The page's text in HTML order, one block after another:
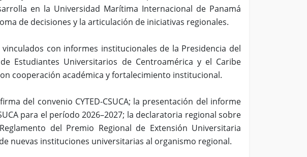
en la Universidad Marítima Internacional de Panamá
de decisiones y la articulación de iniciativas regionales.
con informes institucionales de la Presidencia del
Estudiantes Universitarios de Centroamérica y el Caribe
cooperación académica y fortalecimiento institucional.
del convenio CYTED-CSUCA; la presentación del informe
para el período 2026–2027; la declaratoria regional sobre
del Premio Regional de Extensión Universitaria
nuevas instituciones universitarias al organismo regional.